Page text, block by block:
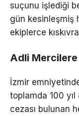
suçunu işlediği
gün kesinleşmiş
ekiplerce
Adli
İzmir
toplamda 100
cezası bulunan